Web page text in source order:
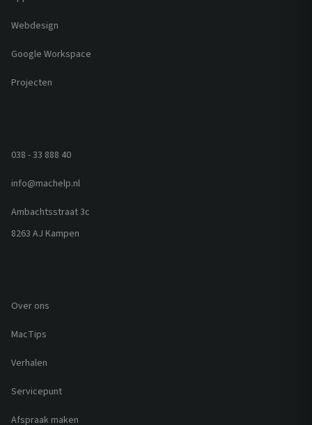
Webdesign
Google Workspace
Projecten
038 - 33 888 40
info@machelp.nl
Ambachtsstraat 3c
8263 AJ Kampen
Over ons
MacTips
Verhalen
Servicepunt
Afspraak maken